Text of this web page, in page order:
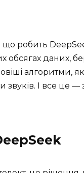
що робить
обсягах даних,
алгоритми,
звуків. І все це